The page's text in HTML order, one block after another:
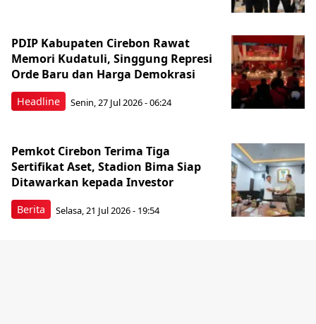
Headline
PDIP Kabupaten Cirebon Rawat
Memori Kudatuli, Singgung Represi
Orde Baru dan Harga Demokrasi
Senin, 27 Jul 2026 - 06:24
Berita
Pemkot Cirebon Terima Tiga
Sertifikat Aset, Stadion Bima Siap
Ditawarkan kepada Investor
Selasa, 21 Jul 2026 - 19:54